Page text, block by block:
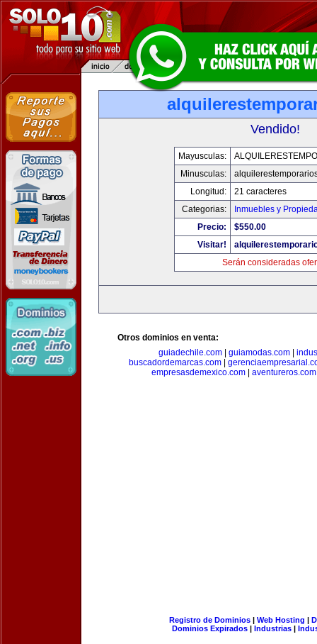
Vendido!
Mayusculas:
Minusculas:
Longitud:
21 caracteres
Categorias:
Inmuebles y
Precio:
$550.00
Visitar!
Serán consideradas
Otros dominios en venta:
guiadechile.com
guiamodas.com
buscadordemarcas.com|
empresasdemexico.com| aventureros.com
Registro de Dominios| Web Hosting |
Dominios Expirados | Industrias |